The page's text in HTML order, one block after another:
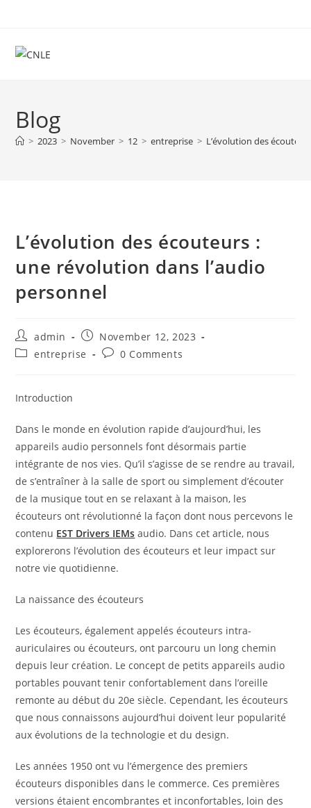
content
Blog
> 2023 > November > 12 > entreprise > L’évolution des
L’évolution des écouteurs :
une révolution dans l’audio
personnel
Post
author:
admin
Post
published:
November 12, 2023
Postentreprise
Post0 Comments
Introduction
Dans le monde en évolution rapide d’aujourd’hui, les
appareils audio personnels font désormais partie
intégrante de nos vies. Qu’il s’agisse de se rendre au travail,
de s’entraîner à la salle de sport ou simplement d’écouter
de la musique tout en se relaxant à la maison, les
écouteurs ont révolutionné la façon dont nous percevons le
contenu EST Drivers IEMs audio. Dans cet article, nous
explorerons l’évolution des écouteurs et leur impact sur
notre vie quotidienne.
La naissance des écouteurs
Les écouteurs, également appelés écouteurs intra-
auriculaires ou écouteurs, ont parcouru un long chemin
depuis leur création. Le concept de petits appareils audio
portables pouvant tenir confortablement dans l’oreille
remonte au début du 20e siècle. Cependant, les écouteurs
que nous connaissons aujourd’hui doivent leur popularité
aux évolutions de la technologie et du design.
Les années 1950 ont vu l’émergence des premiers
écouteurs disponibles dans le commerce. Ces premières
versions étaient encombrantes et inconfortables, loin des